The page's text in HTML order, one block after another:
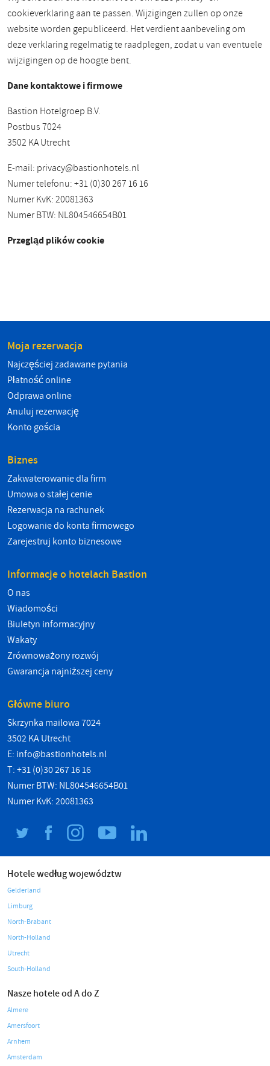
cookieverklaring aan te passen. Wijzigingen zullen op onze
website worden gepubliceerd. Het verdient aanbeveling om
deze verklaring regelmatig te raadplegen, zodat u van eventuele
wijzigingen op de hoogte bent.
Dane kontaktowe i firmowe
Bastion Hotelgroep B.V.
Postbus 7024
3502 KA Utrecht
E-mail: privacy@bastionhotels.nl
Numer telefonu: +31 (0)30 267 16 16
Numer KvK: 20081363
Numer BTW: NL804546654B01
Przegląd plików cookie
Moja rezerwacja
Najczęściej zadawane pytania
Płatność online
Odprawa online
Anuluj rezerwację
Konto gościa
Biznes
Zakwaterowanie dla firm
Umowa o stałej cenie
Rezerwacja na rachunek
Logowanie do konta firmowego
Zarejestruj konto biznesowe
Informacje o hotelach Bastion
O nas
Wiadomości
Biuletyn informacyjny
Wakaty
Zrównoważony rozwój
Gwarancja najniższej ceny
Główne biuro
Skrzynka mailowa 7024
3502 KA Utrecht
E: info@bastionhotels.nl
T: +31 (0)30 267 16 16
Numer BTW: NL804546654B01
Numer KvK: 20081363
Hotele według województw
Gelderland
Limburg
North-Brabant
North-Holland
Utrecht
South-Holland
Nasze hotele od A do Z
Almere
Amersfoort
Arnhem
Amsterdam